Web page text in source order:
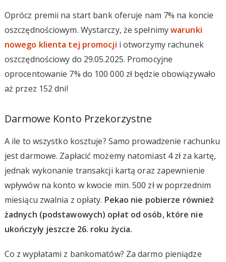
Oprócz premii na start bank oferuje nam 7% na koncie
oszczędnościowym. Wystarczy, że spełnimywarunki
nowego klienta tej promocji i otworzymy rachunek
oszczędnościowy do 29.05.2025. Promocyjne
oprocentowanie 7% do 100 000 zł będzie obowiązywało
aż przez 152 dni!
Darmowe Konto Przekorzystne
A ile to wszystko kosztuje? Samo prowadzenie rachunku
jest darmowe. Zapłacić możemy natomiast 4 zł za kartę,
jednak wykonanie transakcji kartą oraz zapewnienie
wpływów na konto w kwocie min. 500 zł w poprzednim
miesiącu zwalnia z opłaty. Pekao nie pobierze również
żadnych (podstawowych) opłat od osób, które nie
ukończyły jeszcze 26. roku życia.
Co z wypłatami z bankomatów? Za darmo pieniądze